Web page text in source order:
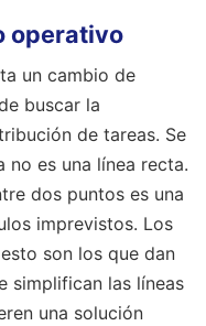
operativo
un cambio de
buscar la
de tareas. Se
es una línea recta.
dos puntos es una
imprevistos. Los
son los que dan
simplifican las líneas
una solución